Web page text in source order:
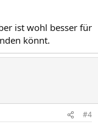
ist wohl besser für
könnt.
#4